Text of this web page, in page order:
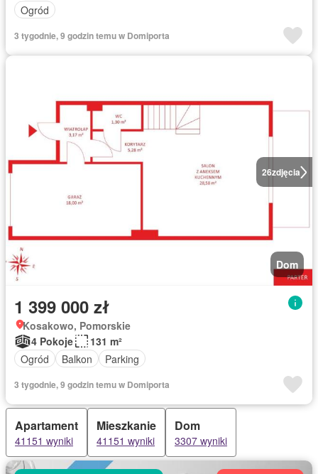
Ogród
3 tygodnie, 9 godzin temu w Domiporta
26zdjęcia
Dom
1 399 000 zł
Kosakowo, Pomorskie
4 Pokoje
131 m²
Ogród
Balkon Parking
3 tygodnie, 9 godzin temu w Domiporta
Apartament
41151 wyniki
Mieszkanie
41151 wyniki
Dom
3307 wyniki